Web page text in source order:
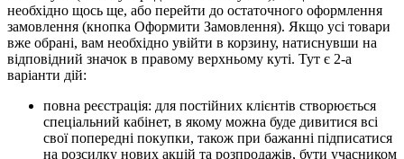
необхідно щось ще, або перейти до остаточного оформлення
замовлення (кнопка Оформити Замовлення). Якщо усі товари
вже обрані, вам необхідно увійти в корзину, натиснувши на
відповідний значок в правому верхньому куті. Тут є 2-а
варіанти дій:
повна реєстрація: для постійних клієнтів створюється
спеціальний кабінет, в якому можна буде дивитися всі
свої попередні покупки, також при бажанні підписатися
на розсилку нових акцій та розпродажів, бути учасником